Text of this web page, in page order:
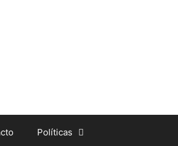
Políticas